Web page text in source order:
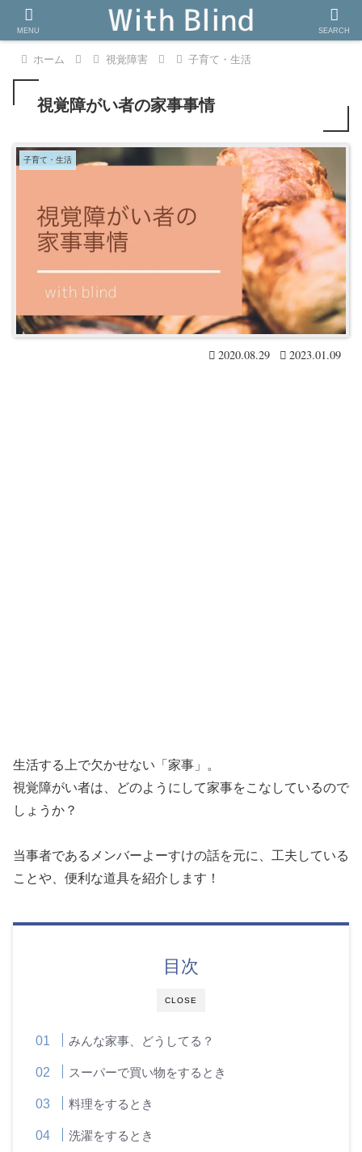
ホーム 視覚障害 子育て・生活
視覚障がい者の家事事情
子育て・生活
2020.08.29 2023.01.09
生活する上で欠かせない「家事」。
視覚障がい者は、どのようにして家事をこなしているので
しょうか？
当事者であるメンバーよーすけの話を元に、工夫している
ことや、便利な道具を紹介します！
CLOSE
目次
みんな家事、どうしてる？
スーパーで買い物をするとき
料理をするとき
洗濯をするとき
MENU SEARCH